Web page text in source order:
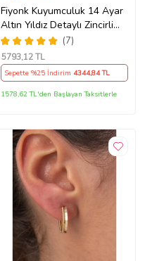
Fiyonk Kuyumculuk 14 Ayar
Altın Yıldız Detaylı Zincirli
Küpe (Sarı)
(7)
5793,12 TL
Sepette %25 İndirim 4344,84 TL
1578,62 TL'den Başlayan Taksitlerle